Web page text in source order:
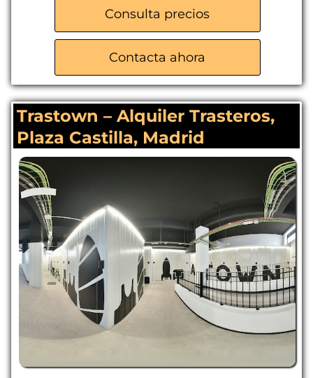
Máxima seguridad 24/7
Aparcamiento gratuito
Venta de cajas y material de
Atención personalizada
Consulta precios
Contacta ahora
Trastown – Alquiler Trasteros,
Plaza Castilla, Madrid